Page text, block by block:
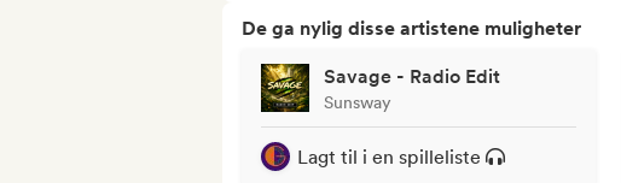
De ga nylig disse artistene muligheter
Savage - Radio Edit
Sunsway
Lagt til i en spilleliste